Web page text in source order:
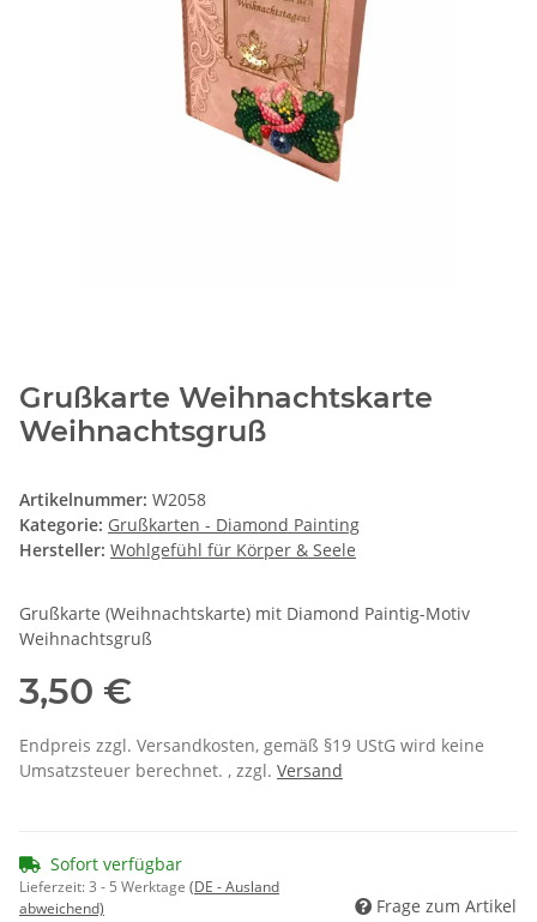
Grußkarte Weihnachtskarte
Weihnachtsgruß
Artikelnummer: W2058
Kategorie: Grußkarten - Diamond Painting
Hersteller: Wohlgefühl für Körper & Seele
Grußkarte (Weihnachtskarte) mit Diamond Paintig-Motiv
Weihnachtsgruß
3,50 €
Endpreis zzgl. Versandkosten, gemäß §19 UStG wird keine
Umsatzsteuer berechnet. , zzgl. Versand
Sofort verfügbar
Lieferzeit:3 - 5 Werktage (DE - Ausland
abweichend)
Frage zum Artikel